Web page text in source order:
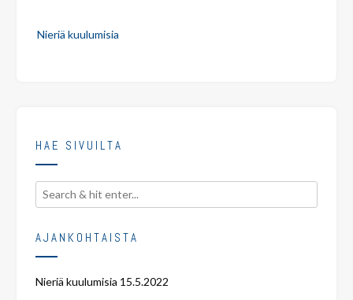
navigation
Nieriä kuulumisia
HAE SIVUILTA
AJANKOHTAISTA
Nieriä kuulumisia 15.5.2022